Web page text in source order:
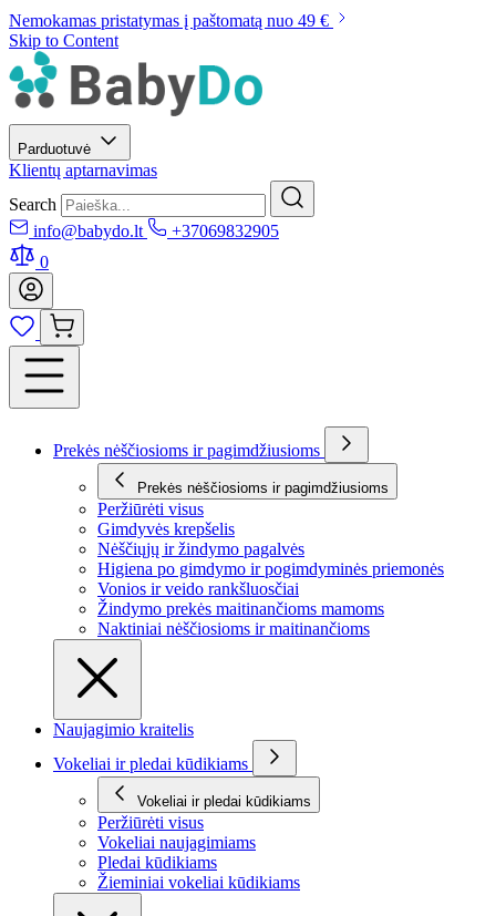
Nemokamas pristatymas į paštomatą nuo 49 €
Skip to Content
Parduotuvė
Klientų aptarnavimas
Search
info@babydo.lt
+37069832905
0
Prekės nėščiosioms ir pagimdžiusioms
Prekės nėščiosioms ir pagimdžiusioms
Peržiūrėti visus
Gimdyvės krepšelis
Nėščiųjų ir žindymo pagalvės
Higiena po gimdymo ir pogimdyminės priemonės
Vonios ir veido rankšluosčiai
Žindymo prekės maitinančioms mamoms
Naktiniai nėščiosioms ir maitinančioms
Naujagimio kraitelis
Vokeliai ir pledai kūdikiams
Vokeliai ir pledai kūdikiams
Peržiūrėti visus
Vokeliai naujagimiams
Pledai kūdikiams
Žieminiai vokeliai kūdikiams